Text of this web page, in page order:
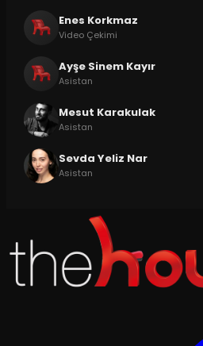
Enes Korkmaz
Video Çekimi
Ayşe Sinem Kayır
Asistan
Mesut Karakulak
Asistan
Sevda Yeliz Nar
Asistan